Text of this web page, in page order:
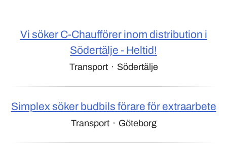
Vi söker C-Chaufförer inom distribution i
Södertälje - Heltid!
Transport · Södertälje
Simplex söker budbils förare för extraarbete
Transport · Göteborg